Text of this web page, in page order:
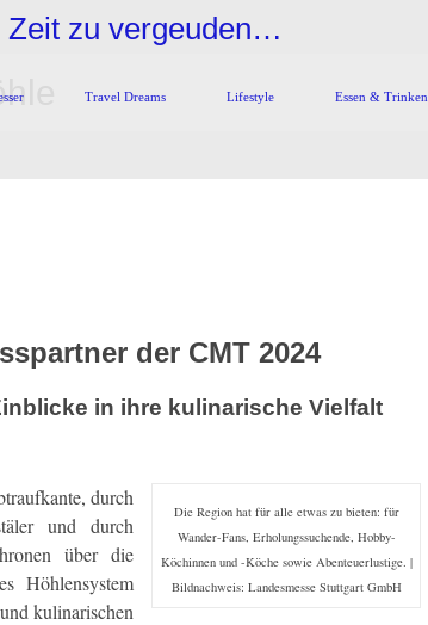
Zeit zu vergeuden…
Travel Dreams Lifestyle Essen & Trinken
der CMT 2024
in ihre kulinarische Vielfalt
Die Region hat für alle etwas zu bieten: für
Wander-Fans, Erholungssuchende, Hobby-
Köchinnen und -Köche sowie Abenteuerlustige. |
Bildnachweis: Landesmesse Stuttgart GmbH
durch
und durch
über die
Höhlensystem
kulinarischen